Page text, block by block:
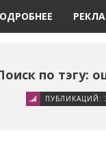
по тэгу:
ПУБЛИКАЦИЙ: